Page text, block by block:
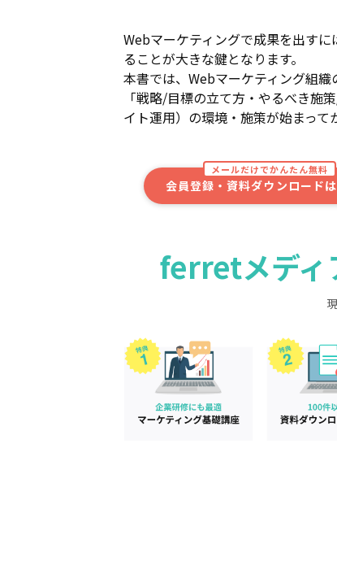
Webマーケティングで成果を出す
ることが大きな鍵となります。
本書では、Webマーケティング組織
「戦略/目標の立て方・やるべき施
イト運用）の環境・施策が始まって
メールだけでかんたん無料
会員登録・資料ダウンロード
ferretメディ